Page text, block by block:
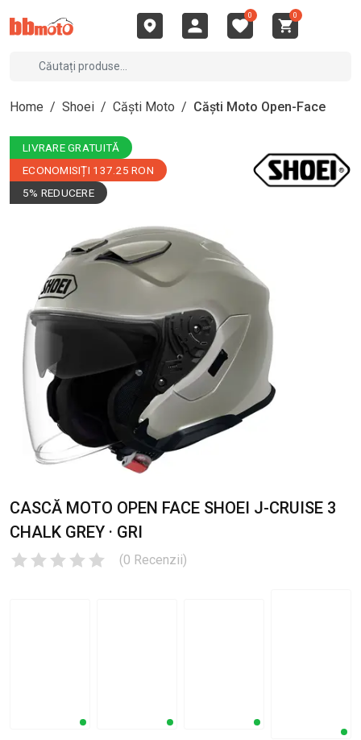
0 0
Home / Shoei / Căști Moto / Căști Moto Open-Face
LIVRARE GRATUITĂ
ECONOMISIȚI 137.25 RON
5% REDUCERE
CASCĂ MOTO OPEN FACE SHOEI J-CRUISE 3
CHALK GREY · GRI
(0 Recenzii)